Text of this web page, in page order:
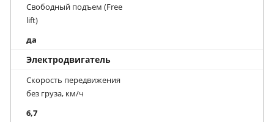
Свободный подъем (Free
lift)
да
Электродвигатель
Скорость передвижения
без груза, км/ч
6,7